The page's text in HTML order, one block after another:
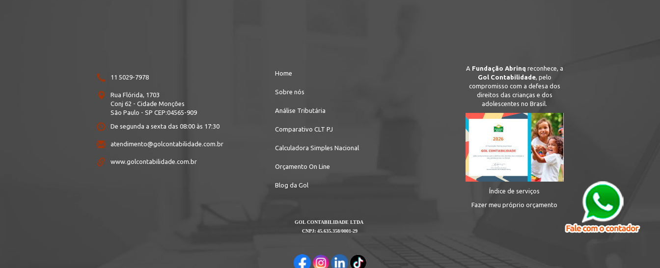
11 5029-7978
Rua Flórida, 1703
Conj 62 - Cidade Monções
São Paulo - SP CEP:04565-909
De segunda a sexta das 08:00 às 17:30
atendimento@golcontabilidade.com.br
www.golcontabilidade.com.br
Home
Sobre nós
Análise Tributária
Comparativo CLT PJ
Calculadora Simples Nacional
Orçamento On Line
Blog da Gol
GOL CONTABILIDADE LTDA
CNPJ: 45.635.358/0001-29
A Fundação Abrinq reconhece, a
Gol Contabilidade, pelo
compromisso com a defesa dos
direitos das crianças e dos
adolescentes no Brasil.
Índice de serviços
Fazer meu próprio orçamento